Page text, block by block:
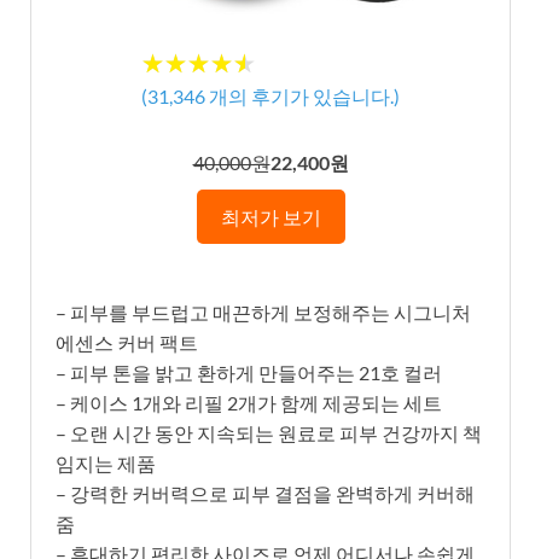
★★★★★
★★★★★
(31,346 개의 후기가 있습니다.)
40,000원22,400원
최저가 보기
– 피부를 부드럽고 매끈하게 보정해주는 시그니처
에센스 커버 팩트
– 피부 톤을 밝고 환하게 만들어주는 21호 컬러
– 케이스 1개와 리필 2개가 함께 제공되는 세트
– 오랜 시간 동안 지속되는 원료로 피부 건강까지 책
임지는 제품
– 강력한 커버력으로 피부 결점을 완벽하게 커버해
줌
– 휴대하기 편리한 사이즈로 언제 어디서나 손쉽게